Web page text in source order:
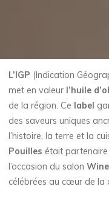
L’IGP (Indication
met en valeur l’huile
de la région. Ce label
des saveurs uniques
l’histoire, la terre et la
Pouilles était partenaire
l’occasion du salon
célébrées au cœur de la